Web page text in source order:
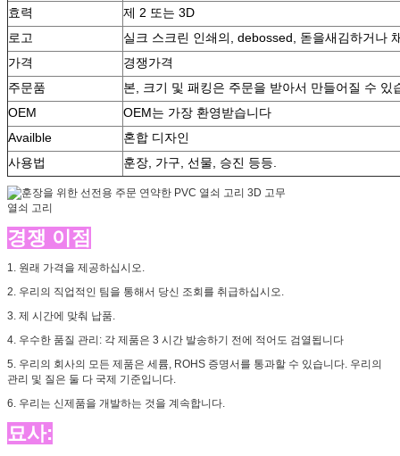
효력
제 2 또는 3D
로고
실크 스크린 인쇄의, debossed, 돋을새김하거나
가격
경쟁가격
주문품
본, 크기 및 패킹은 주문을 받아서 만들어질 수 있
OEM
OEM는 가장 환영받습니다
Availble
혼합 디자인
사용법
훈장, 가구, 선물, 승진 등등.
경쟁 이점
1. 원래 가격을 제공하십시오.
2. 우리의 직업적인 팀을 통해서 당신 조회를 취급하십시오.
3. 제 시간에 맞춰 납품.
4. 우수한 품질 관리: 각 제품은 3 시간 발송하기 전에 적어도 검열됩니다
5. 우리의 회사의 모든 제품은 세륨, ROHS 증명서를 통과할 수 있습니다. 우리의
관리 및 질은 둘 다 국제 기준입니다.
6. 우리는 신제품을 개발하는 것을 계속합니다.
묘사: